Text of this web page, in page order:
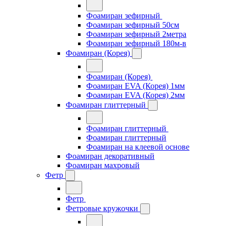
Фоамиран зефирный
Фоамиран зефирный 50см
Фоамиран зефирный 2метра
Фоамиран зефирный 180м-в
Фоамиран (Корея)
Фоамиран (Корея)
Фоамиран EVA (Корея) 1мм
Фоамиран EVA (Корея) 2мм
Фоамиран глиттерный
Фоамиран глиттерный
Фоамиран глиттерный
Фоамиран на клеевой основе
Фоамиран декоративный
Фоамиран махровый
Фетр
Фетр
Фетровые кружочки